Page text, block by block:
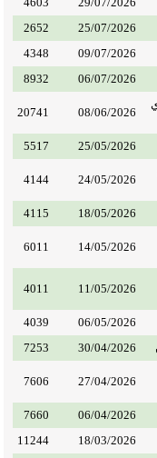
25/07/2026
2652
09/07/2026
4348
06/07/2026
8932
08/06/2026
20741
25/05/2026
5517
24/05/2026
4144
18/05/2026
4115
14/05/2026
6011
11/05/2026
4011
06/05/2026
4039
30/04/2026
7253
27/04/2026
7606
06/04/2026
7660
18/03/2026
11244